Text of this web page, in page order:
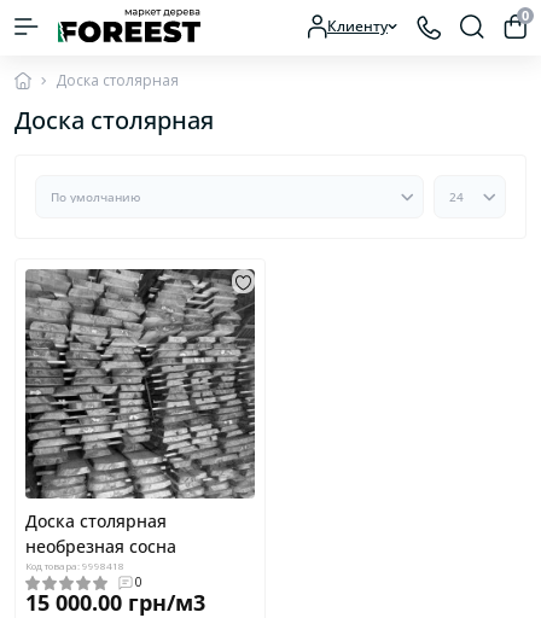
Клиенту 0
Доска столярная
Доска столярная
Доска столярная
необрезная сосна
Код товара: 9998418
0
15 000.00 грн/м3